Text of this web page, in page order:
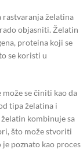
rastvaranja želatina
objasniti. Želatin
proteina koji se
se koristi u
se činiti kao da
tipa želatina i
kombinuje sa
što može stvoriti
poznato kao proces